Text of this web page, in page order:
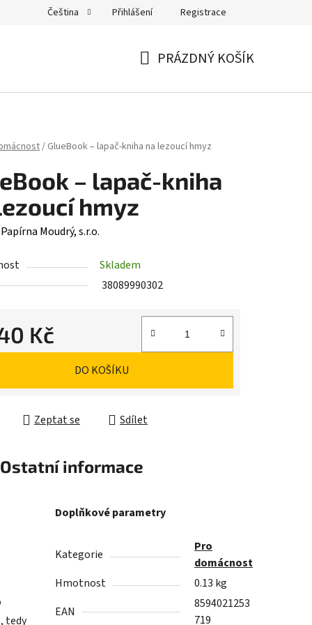
Čeština Přihlášení Registrace
PRÁZDNÝ KOŠÍK
/ GlueBook – lapač-kniha na lezoucí hmyz
– lapač-kniha
hmyz
Papírna Moudrý, s.r.o.
Skladem
38089990302
Kč
DO KOŠÍKU
Zeptat se Sdílet
Ostatní informace
tedy
Doplňkové parametry
Kategorie
Pro
domácnost
Hmotnost
0.13 kg
EAN
8594021253
719